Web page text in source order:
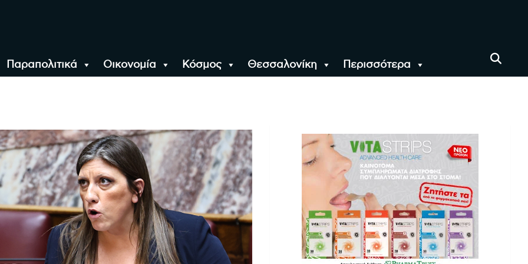
Παραπολιτικά Οικονομία Κόσμος Θεσσαλονίκη Περισσότερα